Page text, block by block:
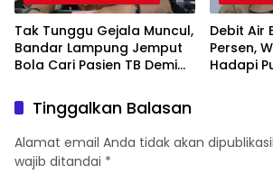
Tak Tunggu Gejala Muncul,
Bandar Lampung Jemput
Bola Cari Pasien TB Demi
Debit Air
Persen,
Hadapi
Tinggalkan Balasan
Alamat email Anda tidak akan
wajib ditandai *